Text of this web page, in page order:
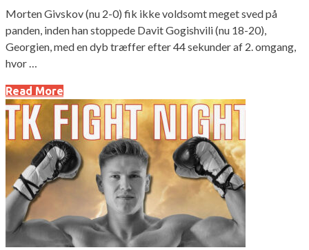
Morten Givskov (nu 2-0) fik ikke voldsomt meget sved på
panden, inden han stoppede Davit Gogishvili (nu 18-20),
Georgien, med en dyb træffer efter 44 sekunder af 2. omgang,
hvor …
Read More